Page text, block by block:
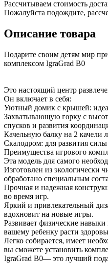
Рассчитываем стоимость
Пожалуйста подождите,
Описание товара
Подарите своим детям мир
комплексом IgraGrad B0
Это настоящий центр
Он включает в себя:
Уютный домик с крышей:
Захватывающую горку с
спусков и развития
Качельную балку на 2 качели
Скалодром: для развития
Преимущества игрового
Эта модель для самого
Изготовлен из экологически
обработано специальным
Прочная и надежная
во время игр.
Яркий и привлекательный
вдохновит на новые игры.
Развивает физические
вашему ребенку расти
Легко собирается, имеет
вы сможете установить
IgraGrad B0— это лучший